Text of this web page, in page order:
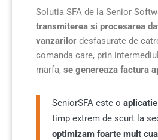
Solutia SFA de la Senior
transmiterea si procesarea
vanzarilor desfasurate de
comanda care, prin
marfa, se genereaza factura
SeniorSFA este o
timp extrem de scurt la
optimizam foarte mult